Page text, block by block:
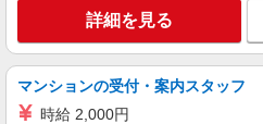
個別訪問(対面) 1
談 1件：1,500〜
1,000円〜1,429
※上記金額に消費
します ※交通費・
【活動エリア
キープ
詳細を見る
マンションの受付・案内スタッフ
時給 2,000円